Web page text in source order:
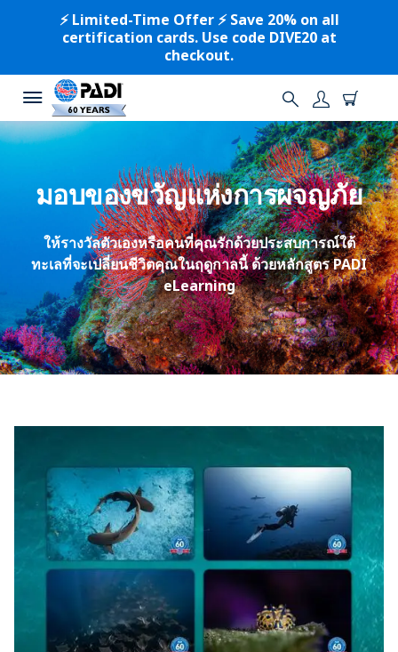
⚡️ Limited-Time Offer ⚡️ Save 20% on all
certification cards. Use code DIVE20 at
checkout.
มอบของขวัญแห่งการผจญภัย
ให้รางวัลตัวเองหรือคนที่คุณรักด้วยประสบการณ์ใต้
ทะเลที่จะเปลี่ยนชีวิตคุณในฤดูกาลนี้ ด้วยหลักสูตร PADI
eLearning